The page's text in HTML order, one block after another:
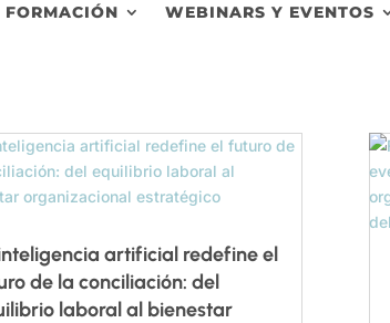
FORMACIÓN WEBINARS Y EVENTOS
artificial redefine el
de la conciliación: del
laboral al bienestar